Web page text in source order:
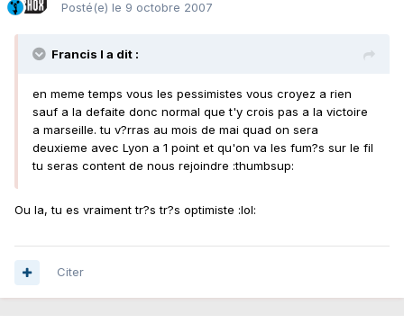
Posté(e) le 9 octobre 2007
Francis l a dit :
en meme temps vous les pessimistes vous croyez a rien
sauf a la defaite donc normal que t'y crois pas a la victoire
a marseille. tu v?rras au mois de mai quad on sera
deuxieme avec Lyon a 1 point et qu'on va les fum?s sur le fil
tu seras content de nous rejoindre :thumbsup:
Ou la, tu es vraiment tr?s tr?s optimiste :lol:
Citer